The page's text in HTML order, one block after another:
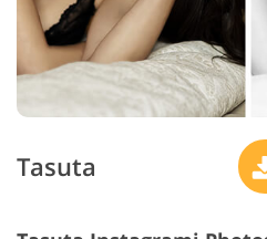
Tasuta